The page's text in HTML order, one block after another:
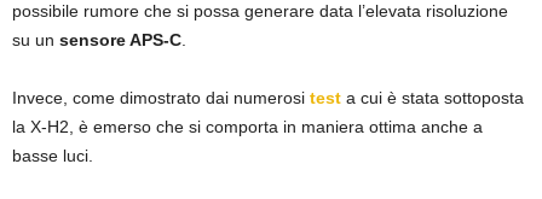
possibile rumore che si possa generare data l’elevata risoluzione
su un sensore APS-C
Invece, come dimostrato dai numerosi test a cui è stata sottoposta
la X-H2, è emerso che si comporta in maniera ottima anche a
basse luci.